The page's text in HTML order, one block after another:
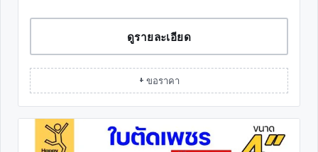
ดูรายละเอียด
+ ขอราคา